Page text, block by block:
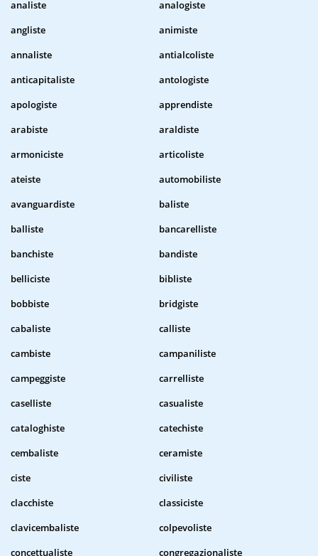
analiste
analogiste
angliste
animiste
annaliste
antialcoliste
anticapitaliste
antologiste
apologiste
apprendiste
arabiste
araldiste
armoniciste
articoliste
ateiste
automobiliste
avanguardiste
baliste
balliste
bancarelliste
banchiste
bandiste
belliciste
bibliste
bobbiste
bridgiste
cabaliste
calliste
cambiste
campaniliste
campeggiste
carrelliste
caselliste
casualiste
cataloghiste
catechiste
cembaliste
ceramiste
ciste
civiliste
clacchiste
classiciste
clavicembaliste
colpevoliste
concettualiste
congregazionaliste